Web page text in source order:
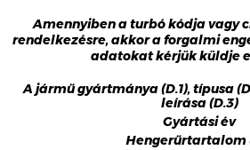
Amennyiben a turbó kódja vagy
rendelkezésre, akkor a forgalmi
adatokat kérjük küldje
A jármű gyártmánya (D.1), típusa
leírása (D.3)
Gyártási év
Hengerűrtartalom